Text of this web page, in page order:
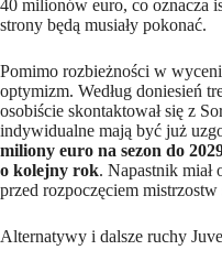
40 milionów euro, co oznacza
strony będą musiały pokonać.
Pomimo rozbieżności w
optymizm. Według doniesień
osobiście skontaktował się z
indywidualne mają być już
miliony euro na sezon do
o kolejny rok. Napastnik miał
przed rozpoczęciem mistrzostw
Alternatywy i dalsze ruchy